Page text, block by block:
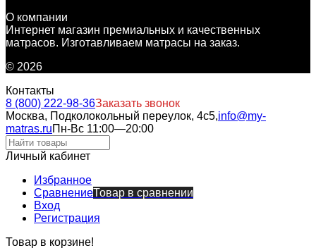
О компании
Интернет магазин премиальных и качественных
матрасов. Изготавливаем матрасы на заказ.
© 2026
Контакты
8 (800) 222-98-36Заказать звонок
Москва, Подколокольный переулок, 4с5,info@my-
matras.ruПн-Вс 11:00—20:00
Личный кабинет
Избранное
СравнениеТовар в сравнении
Вход
Регистрация
Товар в корзине!